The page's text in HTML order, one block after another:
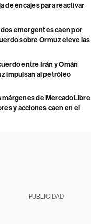
de encajes para reactivar
emergentes caen por
sobre Ormuz eleve las
entre Irán y Omán
impulsan al petróleo
márgenes de MercadoLibre
y acciones caen en el
PUBLICIDAD